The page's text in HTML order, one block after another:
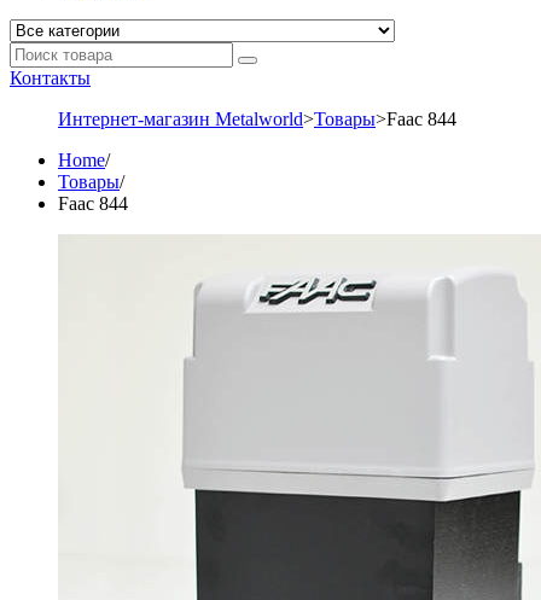
Контакты
Интернет-магазин Metalworld>Товары>Faac 844
Home/
Товары/
Faac 844